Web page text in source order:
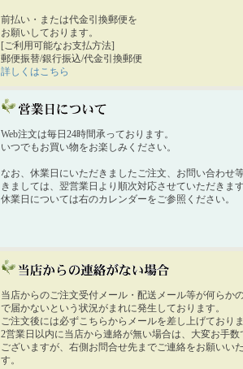
前払い・または代金引換郵便を
お願いしております。
[ご利用可能なお支払方法]
郵便振替/銀行振込/代金引換郵便
詳しくはこちら
Web注文は毎日24時間承っております。
いつでもお買い物をお楽しみください。
なお、休業日にいただきましたご注文、お問い合わせ
きましては、翌営業日より順次対応させていただきま
休業日については右のカレンダーをご参照ください。
当店からのご注文受付メール・配送メール等が何らか
で届かないという状況がまれに発生しております。
ご注文後には必ずこちらからメールを差し上げており
2営業日以内に当店から連絡が無い場合は、大変お手数
ございますが、右側お問合せ先までご連絡をお願いい
す。